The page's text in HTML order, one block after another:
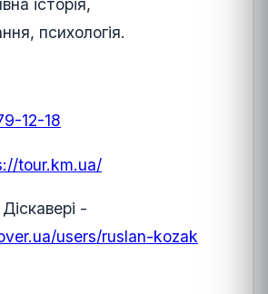
історія,
психологія.
12-18
tour.km.ua/
-
users/ruslan-kozak